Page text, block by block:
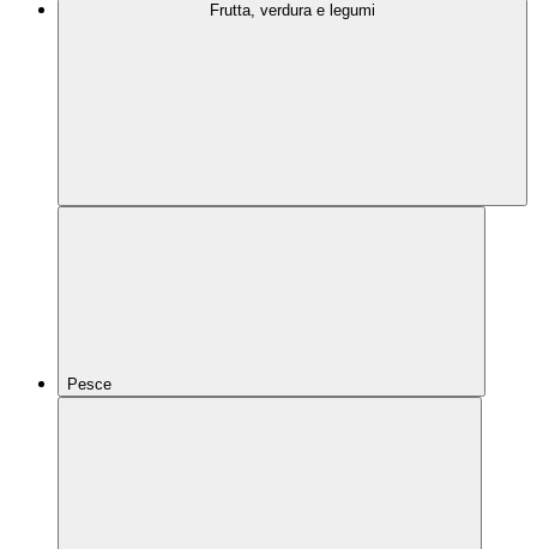
Frutta, verdura e legumi
Pesce